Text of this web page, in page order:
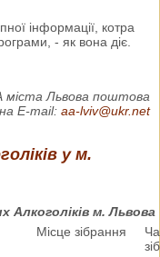
інформації, котра
- як вона діє.
міста Львова поштова
E-mail: aa-lviv@ukr.net
у м.
Алкоголіків м. Львова
Місце зібрання